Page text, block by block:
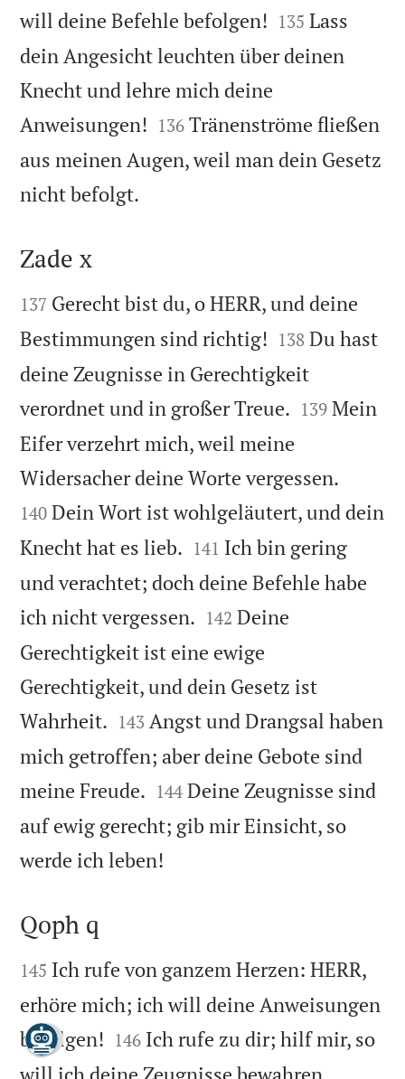
will deine Befehle befolgen! 

135 Lass
dein Angesicht leuchten über deinen
Knecht und lehre mich deine
Anweisungen! 

136 Tränenströme fließen
aus meinen Augen, weil man dein Gesetz
nicht befolgt.

Zade x

137 Gerecht bist du, o HERR, und deine
Bestimmungen sind richtig! 

138 Du hast
deine Zeugnisse in Gerechtigkeit
verordnet und in großer Treue. 

139 Mein
Eifer verzehrt mich, weil meine
Widersacher deine Worte vergessen.
140 Dein Wort ist wohlgeläutert, und dein
Knecht hat es lieb. 

141 Ich bin gering
und verachtet; doch deine Befehle habe
ich nicht vergessen. 

142 Deine
Gerechtigkeit ist eine ewige
Gerechtigkeit, und dein Gesetz ist
Wahrheit. 

143 Angst und Drangsal haben
mich getroffen; aber deine Gebote sind
meine Freude. 

144 Deine Zeugnisse sind
auf ewig gerecht; gib mir Einsicht, so
werde ich leben!

Qoph q

145 Ich rufe von ganzem Herzen: HERR,
erhöre mich; ich will deine Anweisungen
befolgen! 

146 Ich rufe zu dir; hilf mir, so